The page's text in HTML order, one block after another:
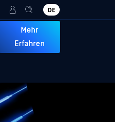
DE
Mehr
Erfahren